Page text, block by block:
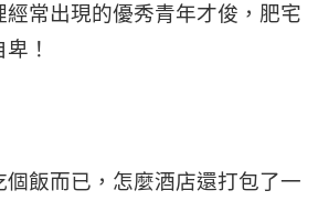
常出現的優秀青年才俊，肥宅
！
飯而已，怎麼酒店還打包了一